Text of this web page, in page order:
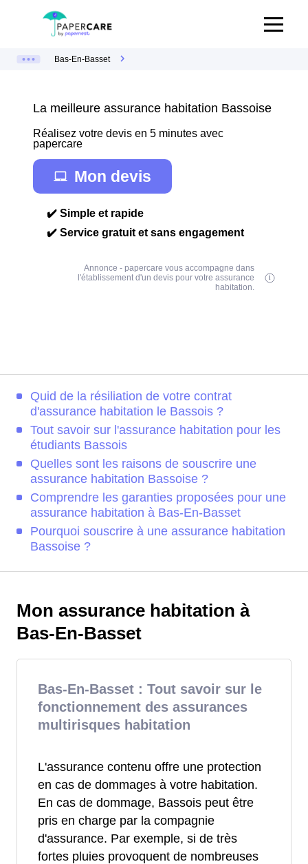
Bas-En-Basset
La meilleure assurance habitation Bassoise
Réalisez votre devis en 5 minutes avec
papercare
Mon devis
✔️ Simple et rapide
✔️ Service gratuit et sans engagement
Annonce - papercare vous accompagne dans
l'établissement d'un devis pour votre assurance
habitation.
Quid de la résiliation de votre contrat
d'assurance habitation le Bassois ?
Tout savoir sur l'assurance habitation pour les
étudiants Bassois
Quelles sont les raisons de souscrire une
assurance habitation Bassoise ?
Comprendre les garanties proposées pour une
assurance habitation à Bas-En-Basset
Pourquoi souscrire à une assurance habitation
Bassoise ?
Mon assurance habitation à
Bas-En-Basset
Bas-En-Basset : Tout savoir sur le
fonctionnement des assurances
multirisques habitation
L'assurance contenu offre une protection
en cas de dommages à votre habitation.
En cas de dommage, Bassois peut être
pris en charge par la compagnie
d'assurance. Par exemple, si de très
fortes pluies provoquent de nombreuses